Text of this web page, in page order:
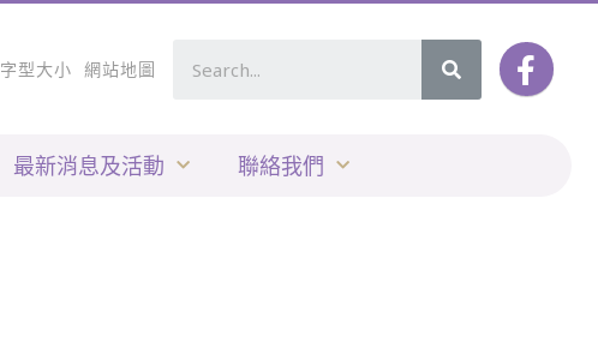
字型大小 網站地圖
最新消息及活動 聯絡我們